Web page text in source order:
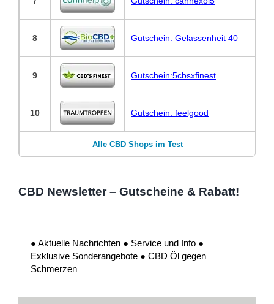
8 Gutschein: Gelassenheit 40
9 Gutschein:5cbsxfinest
10 Gutschein: feelgood
Alle CBD Shops im Test
CBD Newsletter – Gutscheine & Rabatt!
● Aktuelle Nachrichten ● Service und Info ●
Exklusive Sonderangebote ● CBD Öl gegen
Schmerzen